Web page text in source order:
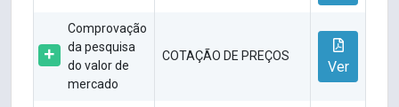
Comprovação
da pesquisa
do valor de
mercado
COTAÇÃO DE PREÇOS
Ver